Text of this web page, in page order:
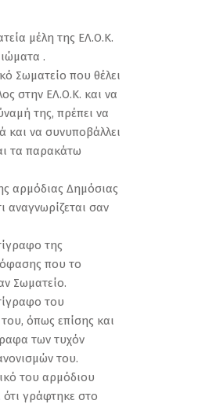
μέλη της ΕΛ.Ο.Κ.
.
Σωματείο που θέλει
στην ΕΛ.Ο.Κ. και να
της, πρέπει να
και να συνυποβάλλει
τα παρακάτω
αρμόδιας Δημόσιας
αναγνωρίζεται σαν
της
που το
Σωματείο.
του
όπως επίσης και
των τυχόν
του.
του αρμόδιου
γράφτηκε στο